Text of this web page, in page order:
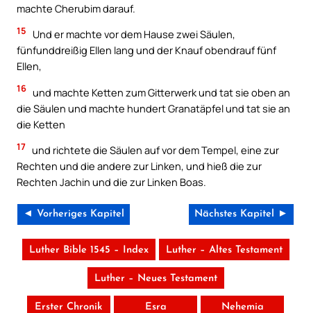
machte Cherubim darauf.
15
Und er machte vor dem Hause zwei Säulen,
fünfunddreißig Ellen lang und der Knauf obendrauf fünf
Ellen,
16 und machte Ketten zum Gitterwerk und tat sie oben an
die Säulen und machte hundert Granatäpfel und tat sie an
die Ketten
17 und richtete die Säulen auf vor dem Tempel, eine zur
Rechten und die andere zur Linken, und hieß die zur
Rechten Jachin und die zur Linken Boas.
◄ Vorheriges Kapitel Nächstes Kapitel ►
Luther Bible 1545 – Index Luther – Altes Testament
Luther – Neues Testament
Erster Chronik Esra Nehemia